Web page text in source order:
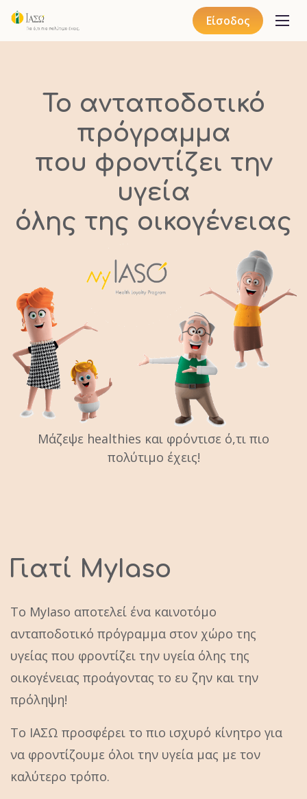
Είσοδος
Το ανταποδοτικό
πρόγραμμα
που φροντίζει την
υγεία
όλης της οικογένειας
Μάζεψε healthies και φρόντισε ό,τι πιο
πολύτιμο έχεις!
Γιατί MyIaso
Το MyIaso αποτελεί ένα καινοτόμο
ανταποδοτικό πρόγραμμα στον χώρο της
υγείας που φροντίζει την υγεία όλης της
οικογένειας προάγοντας το ευ ζην και την
πρόληψη!
Το ΙΑΣΩ προσφέρει το πιο ισχυρό κίνητρο για
να φροντίζουμε όλοι την υγεία μας με τον
καλύτερο τρόπο.